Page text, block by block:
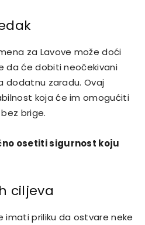
za Lavove može doći
da će dobiti neočekivani
dodatnu zaradu. Ovaj
koja će im omogućiti
brige.
osetiti sigurnost koju
ciljeva
imati priliku da ostvare neke